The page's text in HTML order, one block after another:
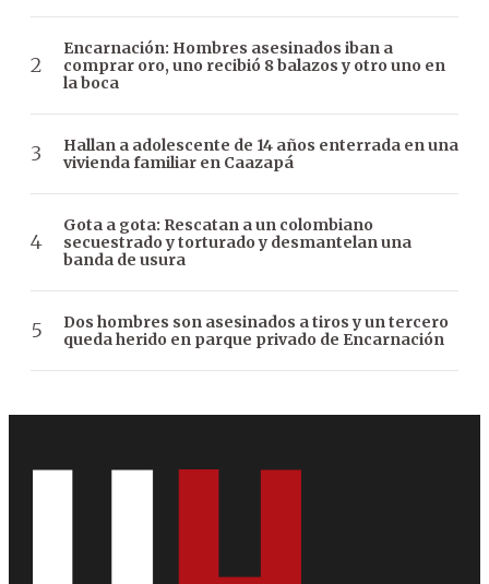
Encarnación: Hombres asesinados iban a
comprar oro, uno recibió 8 balazos y otro uno en
la boca
Hallan a adolescente de 14 años enterrada en una
vivienda familiar en Caazapá
Gota a gota: Rescatan a un colombiano
secuestrado y torturado y desmantelan una
banda de usura
Dos hombres son asesinados a tiros y un tercero
queda herido en parque privado de Encarnación